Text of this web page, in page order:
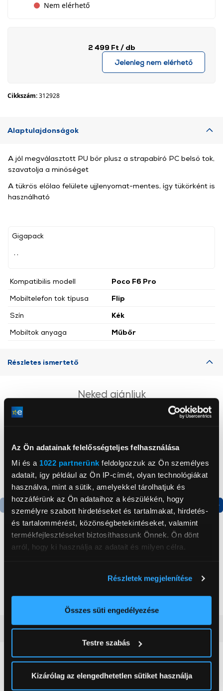
Az Ön adatainak felelősségteljes felhasználása
Mi és a 1022 partnerünk feldolgozzuk az Ön személyes
adatait, így például az Ön IP-címét, olyan technológiákat
használva, mint a sütik, amelyekkel tárolhatjuk és
hozzáférünk az Ön adataihoz a készülékén, hogy
személyre szabott hirdetéseket és tartalmakat, hirdetés-
és tartalommérést, közönségbetekintéseket, valamint
termékfejlesztéseket biztosíthassunk Önnek. Ön dönt
arról, hogy ki használja az adatait és milyen célra.
elhelyezkedéséről pár méteres pontossággal
Az Ön készülékén beazonosítása annak konkrét
módjairól és adja meg preferenciáit aRészletek
pontban. Bármikor módosíthatja vagy visszavonhatja a
Sütinyilatkozathoz való hozzájárulását.
Részletek megjelenítése
Összes süti engedélyezése
Testre szabás
Kizárólag az elengedhetetlen sütiket használja
Nem elérhető
2 499 Ft / db
Jelenleg nem elérhető
Cikkszám:312928
Alaptulajdonságok
Gigapack
Kompatibilis modell
Poco F6 Pro
Mobiltelefon tok típusa
Flip
Szín
Kék
Mobiltok anyaga
Műbőr
A jól megválasztott PU bőr plusz a strapabíró PC belső tok,
szavatolja a minőséget
A tükrös előlao felülete ujjlenyomat-mentes, így tükörként is
használható
Részletes ismertető
Neked ajánljuk
Gorenje NRS8182KX Side
Gorenje N619EAXL4
kombinált hűtőszekrény
Vásárlói vélemények(0)